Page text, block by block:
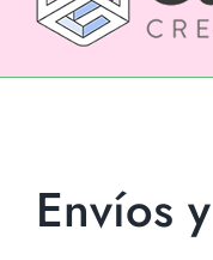
Envíos